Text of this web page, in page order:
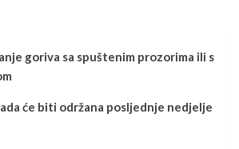
goriva sa spuštenim prozorima ili s
će biti održana posljednje nedjelje